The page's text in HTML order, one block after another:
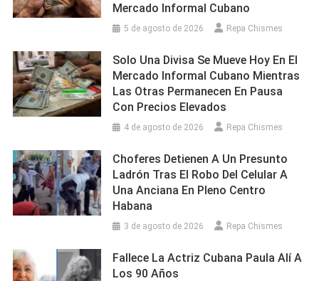
Mercado Informal Cubano
5 de agosto de 2026 Repa Chismes
Solo Una Divisa Se Mueve Hoy En El
Mercado Informal Cubano Mientras
Las Otras Permanecen En Pausa
Con Precios Elevados
4 de agosto de 2026 Repa Chismes
Choferes Detienen A Un Presunto
Ladrón Tras El Robo Del Celular A
Una Anciana En Pleno Centro
Habana
3 de agosto de 2026 Repa Chismes
Fallece La Actriz Cubana Paula Alí A
Los 90 Años